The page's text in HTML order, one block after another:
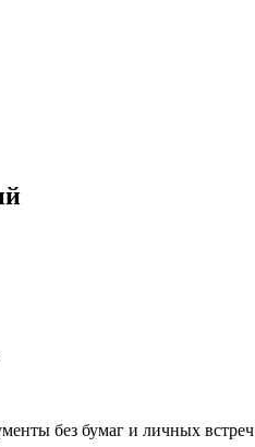
без бумаг и личных встреч